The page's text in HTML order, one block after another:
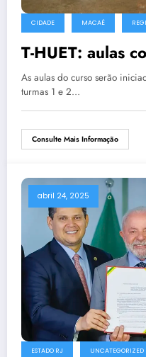
CIDADE MACAÉ
T-HUET: aulas
As aulas do curso serão
turmas 1 e 2…
Consulte Mais Informação
abril 24, 2025
ESTADO RJ UNCATEGORIZED